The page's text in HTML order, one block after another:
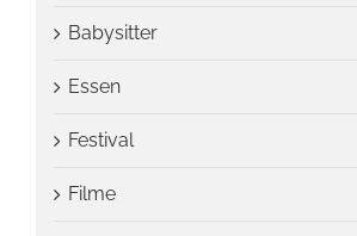
Babysitter
Essen
Festival
Filme